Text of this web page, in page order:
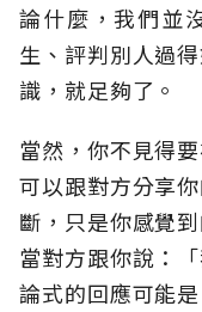
論什麼，我們並
生、評判別人過
識，就足夠了。
當然，你不見得
可以跟對方分享
斷，只是你感覺
當對方跟你說：
論式的回應可能